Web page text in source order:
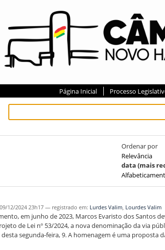
Página Inicial Processo
Ordenar por
Relevância
data (mais
09/12/2024 23h17 — registrado em: Lurdes Valim, Lourdes Valim
em junho de 2023, Marcos Evaristo dos Santos
de Lei nº 53/2024, a nova denominação da via
segunda-feira, 9. A homenagem é uma proposta